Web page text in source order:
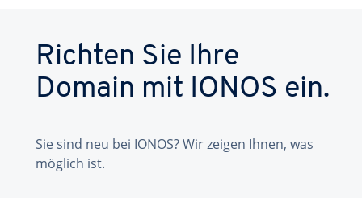
Richten Sie Ihre
Domain mit IONOS ein.
Sie sind neu bei IONOS? Wir zeigen Ihnen, was
möglich ist.